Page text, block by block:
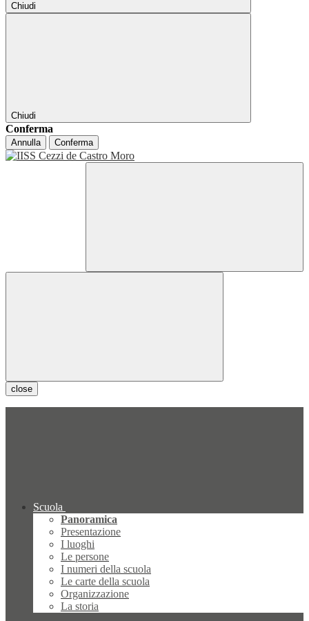
Chiudi
Chiudi
Conferma
Annulla Conferma
close
Scuola
Panoramica
Presentazione
I luoghi
Le persone
I numeri della scuola
Le carte della scuola
Organizzazione
La storia